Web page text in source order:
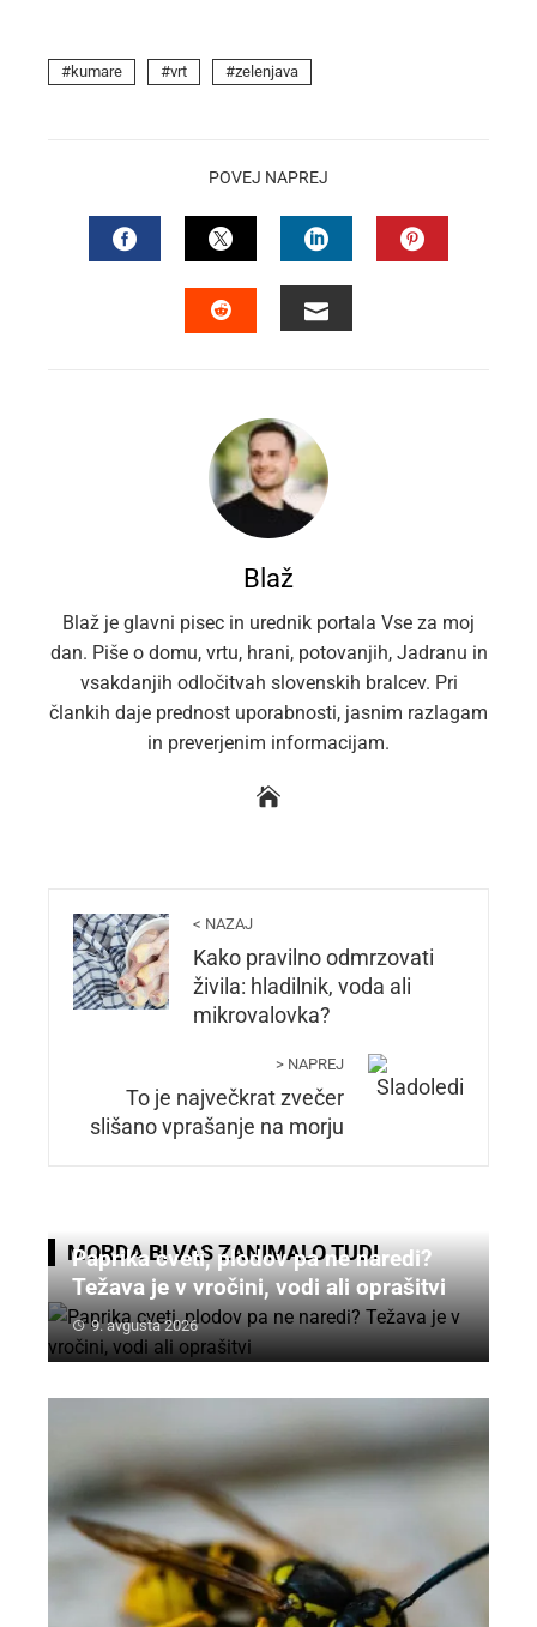
kumare vrt zelenjava
POVEJ NAPREJ
FACEBOOKTWITTERLINKEDIN
Blaž
Blaž je glavni pisec in urednik portala Vse za moj
dan. Piše o domu, vrtu, hrani, potovanjih, Jadranu in
vsakdanjih odločitvah slovenskih bralcev. Pri
člankih daje prednost uporabnosti, jasnim razlagam
in preverjenim informacijam.
< NAZAJ
Kako pravilno odmrzovati
živila: hladilnik, voda ali
mikrovalovka?
> NAPREJ
To je največkrat zvečer
slišano vprašanje na morju
MORDA BI VAS ZANIMALO TUDI
Paprika cveti, plodov pa ne naredi?
Težava je v vročini, vodi ali oprašitvi
9. avgusta 2026